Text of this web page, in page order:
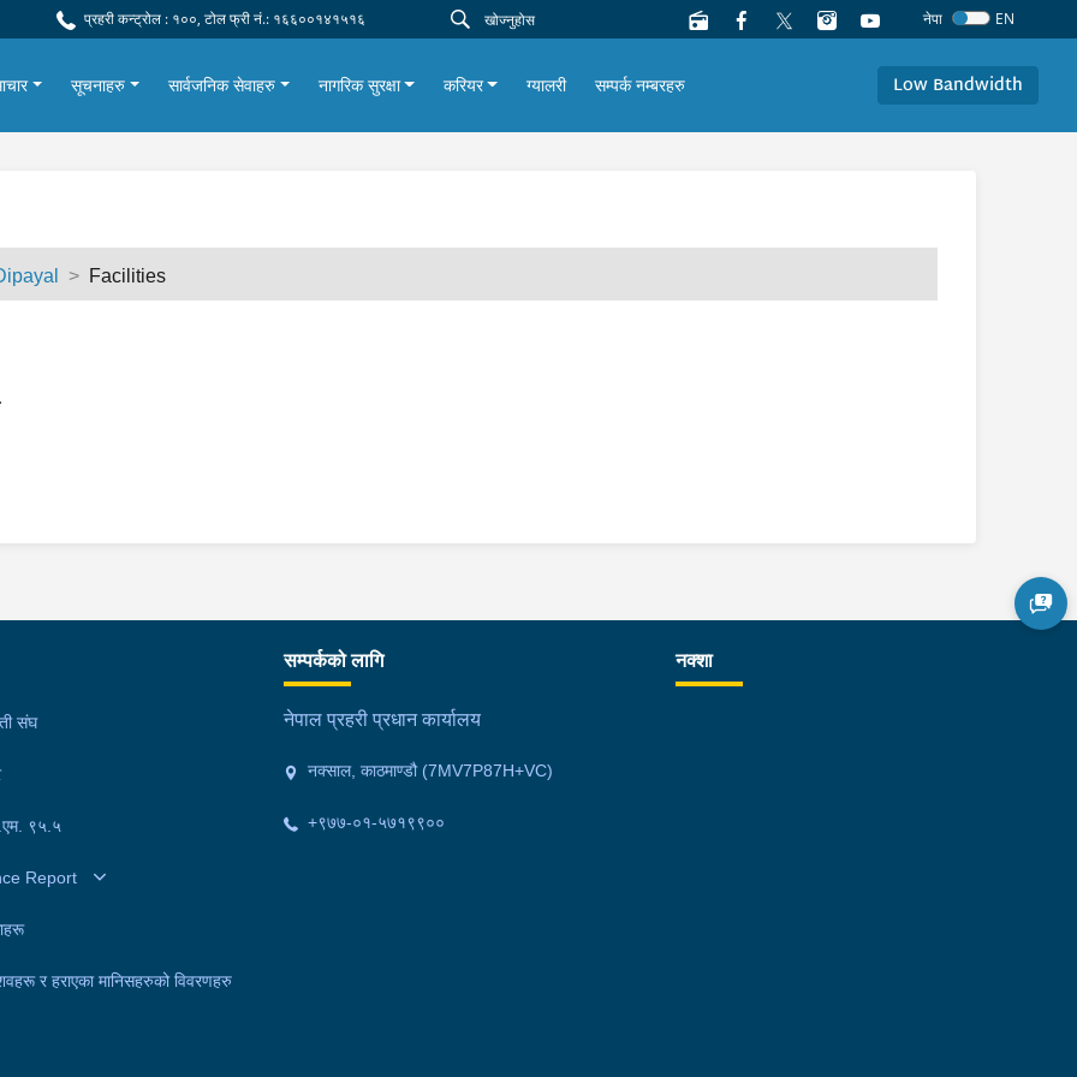
प्रहरी कन्ट्रोल : १००, टोल फ्री नं.: १६६००१४१५१६ नेपा EN
सूचनाहरु सार्वजनिक सेवाहरु नागरिक सुरक्षा करियर ग्यालरी सम्पर्क नम्बरहरु Low Bandwidth
Facilities
संघ
९५.५
Report
र हराएका मानिसहरुको विवरणहरु
सम्पर्कको लागि
नेपाल प्रहरी प्रधान कार्यालय
नक्साल, काठमाण्डौ (7MV7P87H+VC)
+९७७-०१-५७१९९००
नक्शा